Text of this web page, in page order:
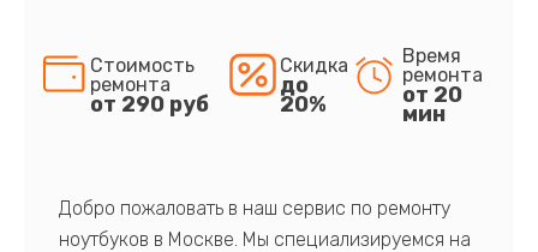
Стоимость
ремонта
от 290 руб
Скидка
до
20%
Время
ремонта
от 20
мин
Добро пожаловать в наш сервис по ремонту
ноутбуков в Москве. Мы специализируемся на